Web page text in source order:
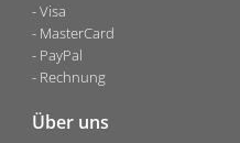
Visa
MasterCard
PayPal
Rechnung
Über uns